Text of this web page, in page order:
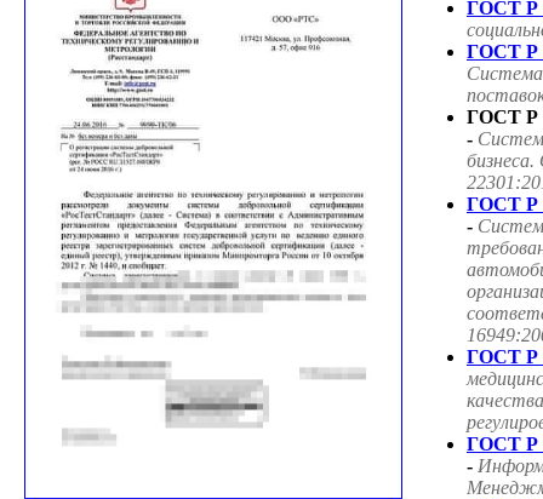
ГОСТ Р
ГОСТ Р
ГОСТ Р
-
ГОСТ Р
-
ГОСТ Р
ГОСТ Р
-